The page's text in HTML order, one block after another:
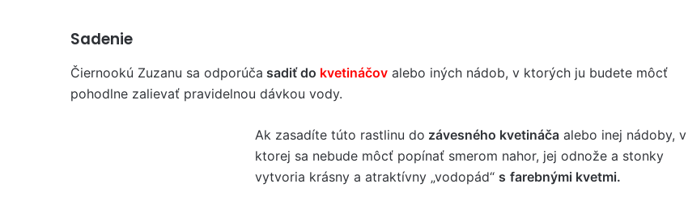
Sadenie
Čiernookú Zuzanu sa odporúča sadiť do kvetináčov alebo iných nádob, v ktorých ju budete môcť
pohodlne zalievať pravidelnou dávkou vody.
Ak zasadíte túto rastlinu do závesného kvetináča alebo inej nádoby, v
ktorej sa nebude môcť popínať smerom nahor, jej odnože a stonky
vytvoria krásny a atraktívny „vodopád“ s farebnými kvetmi.